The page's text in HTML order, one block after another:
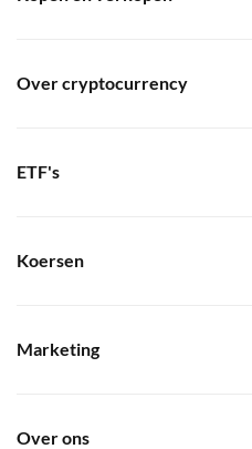
Over cryptocurrency
ETF's
Koersen
Marketing
Over ons